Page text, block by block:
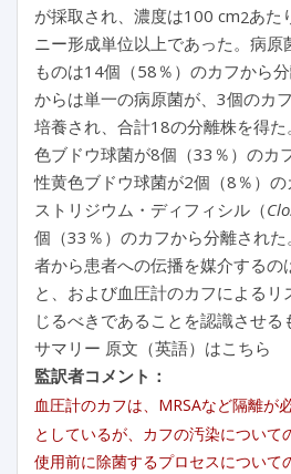
が採取され、濃度は100 cm2あた
ニー形成単位以上であった。病原
ものは14個（58％）のカフから
からは単一の病原菌が、3個のカ
培養され、合計18の分離株を得
色ブドウ球菌が8個（33％）のカ
性黄色ブドウ球菌が2個（8％）
ストリジウム・ディフィシル（
個（33％）のカフから分離され
者から患者への伝播を媒介するの
と、および血圧計のカフによる
じるべきであることを認識させる
サマリー 原文（英語）はこちら
監訳者コメント：
血圧計のカフは、MRSAなど隔離が
としているが、カフの汚染について
使用前に除菌するプロセスについて